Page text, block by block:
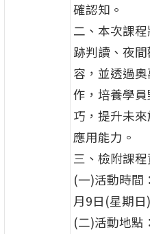
確認知。
二、本次課
跡判讀、夜
容，並透過
作，培養學
巧，提升未
應用能力。
三、檢附課程
(一)活動時間
月9日(星期日
(二)活動地點